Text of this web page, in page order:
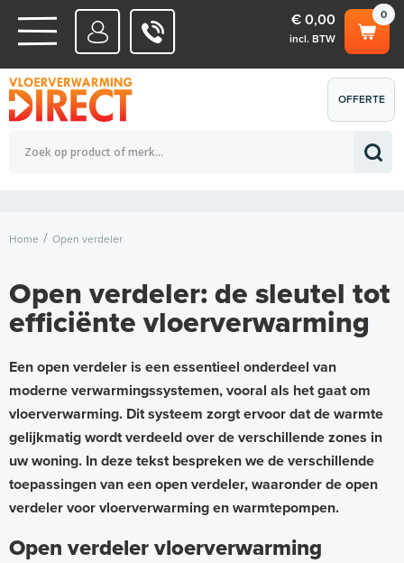
WATERSYSTEMEN
ELEKTRISCHE SYSTEMEN
0
€ 0,00
incl. BTW
Totaalbedrag (incl. BTW) € 0,00
OFFERTE
AANVRAGEN
Home Open verdeler
Open verdeler: de sleutel tot
efficiënte vloerverwarming
Een open verdeler is een essentieel onderdeel van
moderne verwarmingssystemen, vooral als het gaat om
vloerverwarming. Dit systeem zorgt ervoor dat de warmte
gelijkmatig wordt verdeeld over de verschillende zones in
uw woning. In deze tekst bespreken we de verschillende
toepassingen van een open verdeler, waaronder de open
verdeler voor vloerverwarming en warmtepompen.
Open verdeler vloerverwarming